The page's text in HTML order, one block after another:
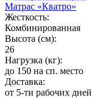
Матрас «Кватро»
Жесткость:
Комбинированная
Высота (см):
26
Нагрузка (кг):
до 150 на сп. место
Доставка:
от 5-ти рабочих дней